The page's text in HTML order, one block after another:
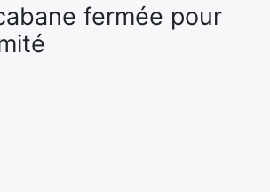
fermée pour